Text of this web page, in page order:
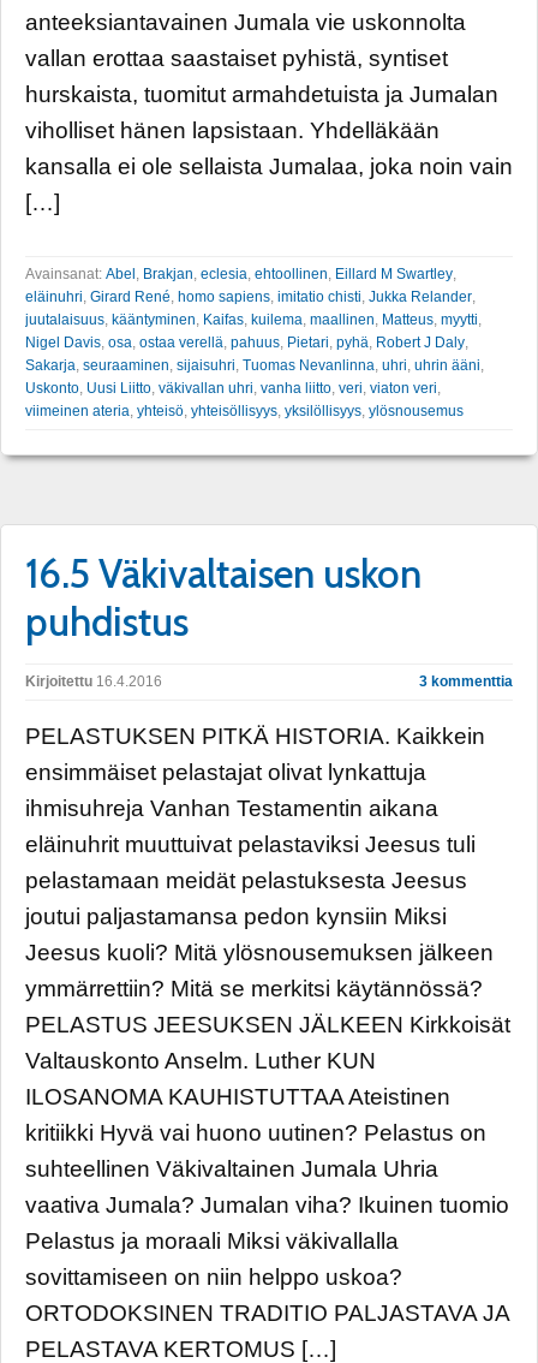
anteeksiantavainen Jumala vie uskonnolta
vallan erottaa saastaiset pyhistä, syntiset
hurskaista, tuomitut armahdetuista ja Jumalan
viholliset hänen lapsistaan. Yhdelläkään
kansalla ei ole sellaista Jumalaa, joka noin vain
[…]
Avainsanat: Abel Brakjan eclesia ehtoollinen Eillard M Swartley
eläinuhri Girard René homo sapiens imitatio chisti Jukka Relander
juutalaisuus kääntyminen Kaifas kuilema maallinen Matteus myytti
Nigel Davis osa ostaa verellä pahuus Pietari pyhä Robert J Daly
Sakarja seuraaminen sijaisuhri Tuomas Nevanlinna uhri uhrin ääni
Uskonto Uusi Liitto väkivallan uhri vanha liitto veri viaton veri
viimeinen ateria yhteisö yhteisöllisyys yksilöllisyys ylösnousemus
16.5 Väkivaltaisen uskon
puhdistus
Kirjoitettu 16.4.2016 3 kommenttia
PELASTUKSEN PITKÄ HISTORIA. Kaikkein
ensimmäiset pelastajat olivat lynkattuja
ihmisuhreja Vanhan Testamentin aikana
eläinuhrit muuttuivat pelastaviksi Jeesus tuli
pelastamaan meidät pelastuksesta Jeesus
joutui paljastamansa pedon kynsiin Miksi
Jeesus kuoli? Mitä ylösnousemuksen jälkeen
ymmärrettiin? Mitä se merkitsi käytännössä?
PELASTUS JEESUKSEN JÄLKEEN Kirkkoisät
Valtauskonto Anselm. Luther KUN
ILOSANOMA KAUHISTUTTAA Ateistinen
kritiikki Hyvä vai huono uutinen? Pelastus on
suhteellinen Väkivaltainen Jumala Uhria
vaativa Jumala? Jumalan viha? Ikuinen tuomio
Pelastus ja moraali Miksi väkivallalla
sovittamiseen on niin helppo uskoa?
ORTODOKSINEN TRADITIO PALJASTAVA JA
PELASTAVA KERTOMUS […]